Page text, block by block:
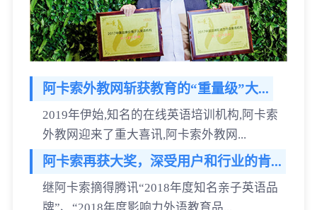
阿卡索外教网斩获教育的“重量级”大...
2019年伊始,知名的在线英语培训机构,阿卡索
外教网迎来了重大喜讯,阿卡索外教网...
阿卡索再获大奖，深受用户和行业的肯...
继阿卡索摘得腾讯“2018年度知名亲子英语品